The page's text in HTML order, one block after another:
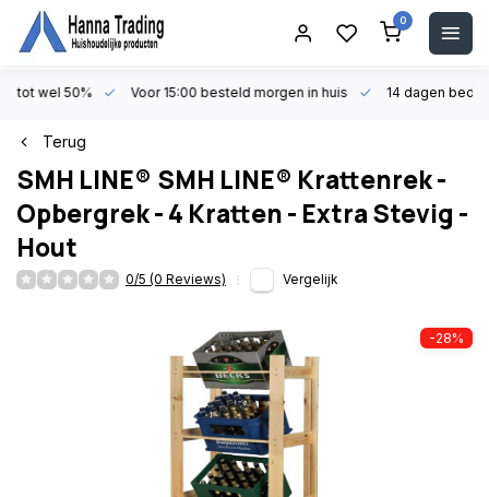
0
tot wel 50% Voor 15:00 besteld morgen in huis 14 dagen
Terug
SMH LINE® SMH LINE® Krattenrek -
Opbergrek - 4 Kratten - Extra Stevig -
Hout
0/5 (0 Reviews) Vergelijk
-28%